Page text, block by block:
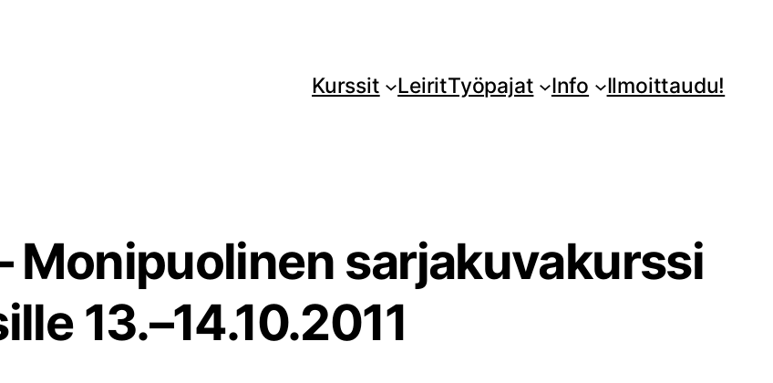
Kurssit LeiritTyöpajat Info Ilmoittaudu!
Monipuolinen sarjakuvakurssi
13.–14.10.2011